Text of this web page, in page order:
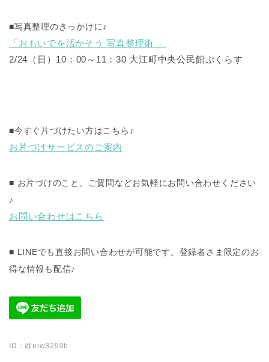
■写真整理のきっかけに♪
「おもいでを活かそう 写真整理術 」
2/24（日）10：00～11：30 大江町中央公民館ぷくらす
■今すぐ片づけたい方はこちら ♪
お片づけサービスのご案内
■ お片づけのこと、ご質問などお気軽にお問い合わせください
♪
お問い合わせはこちら
■ LINEでも直接お問い合わせが可能です。登録者さま限定のお
得な情報も配信♪
ID ： @eiw3290b